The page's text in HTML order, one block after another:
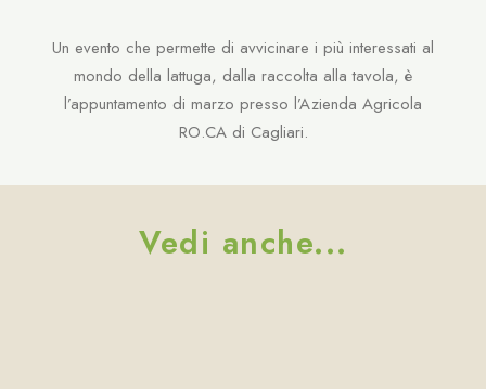
Un evento che permette di avvicinare i più interessati al
mondo della lattuga, dalla raccolta alla tavola, è
l’appuntamento di marzo presso l’Azienda Agricola
RO.CA di Cagliari.
Vedi anche...